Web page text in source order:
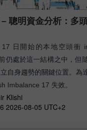
聰明資金分析：多
日開始的本地空頭衝
仍處於這一結構之中，但
自身趨勢的關鍵位置。為
Imbalance 17 失效。
Klishi
2026-08-05 UTC+2